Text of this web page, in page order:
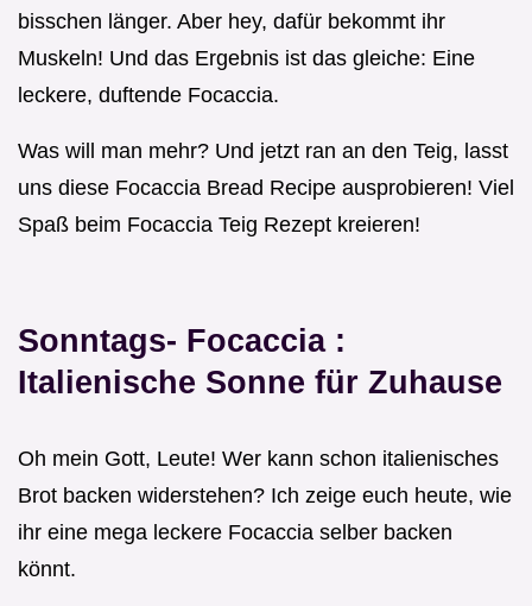
bisschen länger. Aber hey, dafür bekommt ihr
Muskeln! Und das Ergebnis ist das gleiche: Eine
leckere, duftende Focaccia.
Was will man mehr? Und jetzt ran an den Teig, lasst
uns diese Focaccia Bread Recipe ausprobieren! Viel
Spaß beim Focaccia Teig Rezept kreieren!
Sonntags- Focaccia :
Italienische Sonne für Zuhause
Oh mein Gott, Leute! Wer kann schon italienisches
Brot backen widerstehen? Ich zeige euch heute, wie
ihr eine mega leckere Focaccia selber backen
könnt.